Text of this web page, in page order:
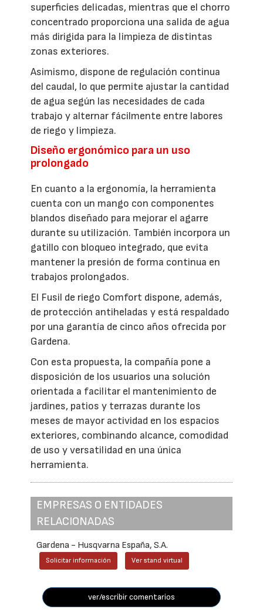
superficies delicadas, mientras que el chorro
concentrado proporciona una salida de agua
más dirigida para la limpieza de distintas
zonas exteriores.
Asimismo, dispone de regulación continua
del caudal, lo que permite ajustar la cantidad
de agua según las necesidades de cada
trabajo y alternar fácilmente entre labores
de riego y limpieza.
Diseño ergonómico para un uso
prolongado
En cuanto a la ergonomía, la herramienta
cuenta con un mango con componentes
blandos diseñado para mejorar el agarre
durante su utilización. También incorpora un
gatillo con bloqueo integrado, que evita
mantener la presión de forma continua en
trabajos prolongados.
El Fusil de riego Comfort dispone, además,
de protección antiheladas y está respaldado
por una garantía de cinco años ofrecida por
Gardena.
Con esta propuesta, la compañía pone a
disposición de los usuarios una solución
orientada a facilitar el mantenimiento de
jardines, patios y terrazas durante los
meses de mayor actividad en los espacios
exteriores, combinando alcance, comodidad
de uso y versatilidad en una única
herramienta.
EMPRESAS O ENTIDADES
RELACIONADAS
Gardena - Husqvarna España, S.A.
Solicitar información Ver stand virtual
ver/escribir comentarios